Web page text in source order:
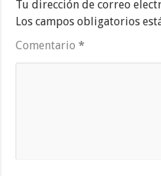
Tu dirección de correo
Los campos obligatorios
Comentario*